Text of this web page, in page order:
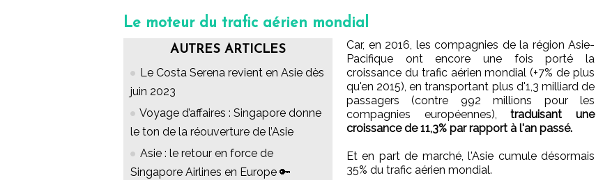
Le moteur du trafic aérien mondial
AUTRES ARTICLES
Le Costa Serena revient en Asie dès
juin 2023
Voyage d’affaires : Singapore donne
le ton de la réouverture de l’Asie
Asie : le retour en force de
Singapore Airlines en Europe 🔑
Car, en 2016, les compagnies de la région Asie-
Pacifique ont encore une fois porté la
croissance du trafic aérien mondial (+7% de plus
qu'en 2015), en transportant plus d'1,3 milliard de
passagers (contre 992 millions pour les
compagnies européennes),traduisant une
croissance de 11,3% par rapport à l'an passé.
Et en part de marché, l'Asie cumule désormais
35% du trafic aérien mondial.